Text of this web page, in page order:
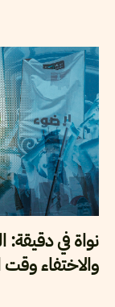
نواة في
والاختفاء